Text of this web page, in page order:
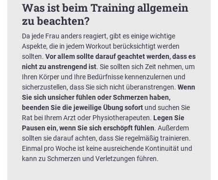
Was ist beim Training allgemein
zu beachten?
Da jede Frau anders reagiert, gibt es einige wichtige
Aspekte, die in jedem Workout berücksichtigt werden
sollten. Vor allem sollte darauf geachtet werden, dass es
nicht zu anstrengend ist. Sie sollten sich Zeit nehmen, um
Ihren Körper und Ihre Bedürfnisse kennenzulernen und
sicherzustellen, dass Sie sich nicht überanstrengen. Wenn
Sie sich unsicher fühlen oder Schmerzen haben,
beenden Sie die jeweilige Übung sofort und suchen Sie
Rat bei Ihrem Arzt oder Physiotherapeuten. Legen Sie
Pausen ein, wenn Sie sich erschöpft fühlen. Außerdem
sollten sie darauf achten, dass Sie regelmäßig trainieren.
Einmal pro Woche ist keine ausreichende Kontinuität und
kann zu Schmerzen und Verletzungen führen.